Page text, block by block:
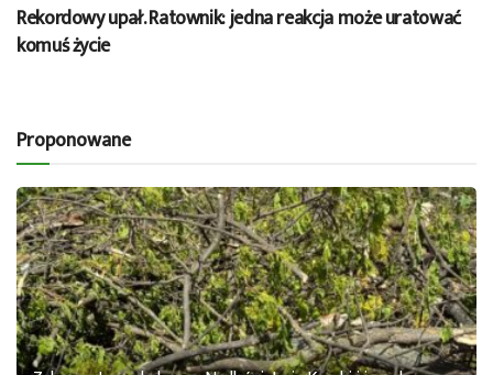
Rekordowy upał. Ratownik: jedna reakcja może uratować
komuś życie
Proponowane